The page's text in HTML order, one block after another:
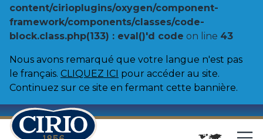
content/cirioplugins/oxygen/component-
framework/components/classes/code-
block.class.php(133) : eval()'d code on line 43
Nous avons remarqué que votre langue n'est pas
le français. CLIQUEZ ICI pour accéder au site.
Continuez sur ce site en fermant cette bannière.